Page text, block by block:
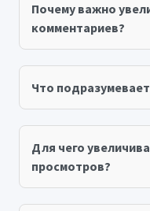
Почему важно
комментариев?
Что
Для чего
просмотров?